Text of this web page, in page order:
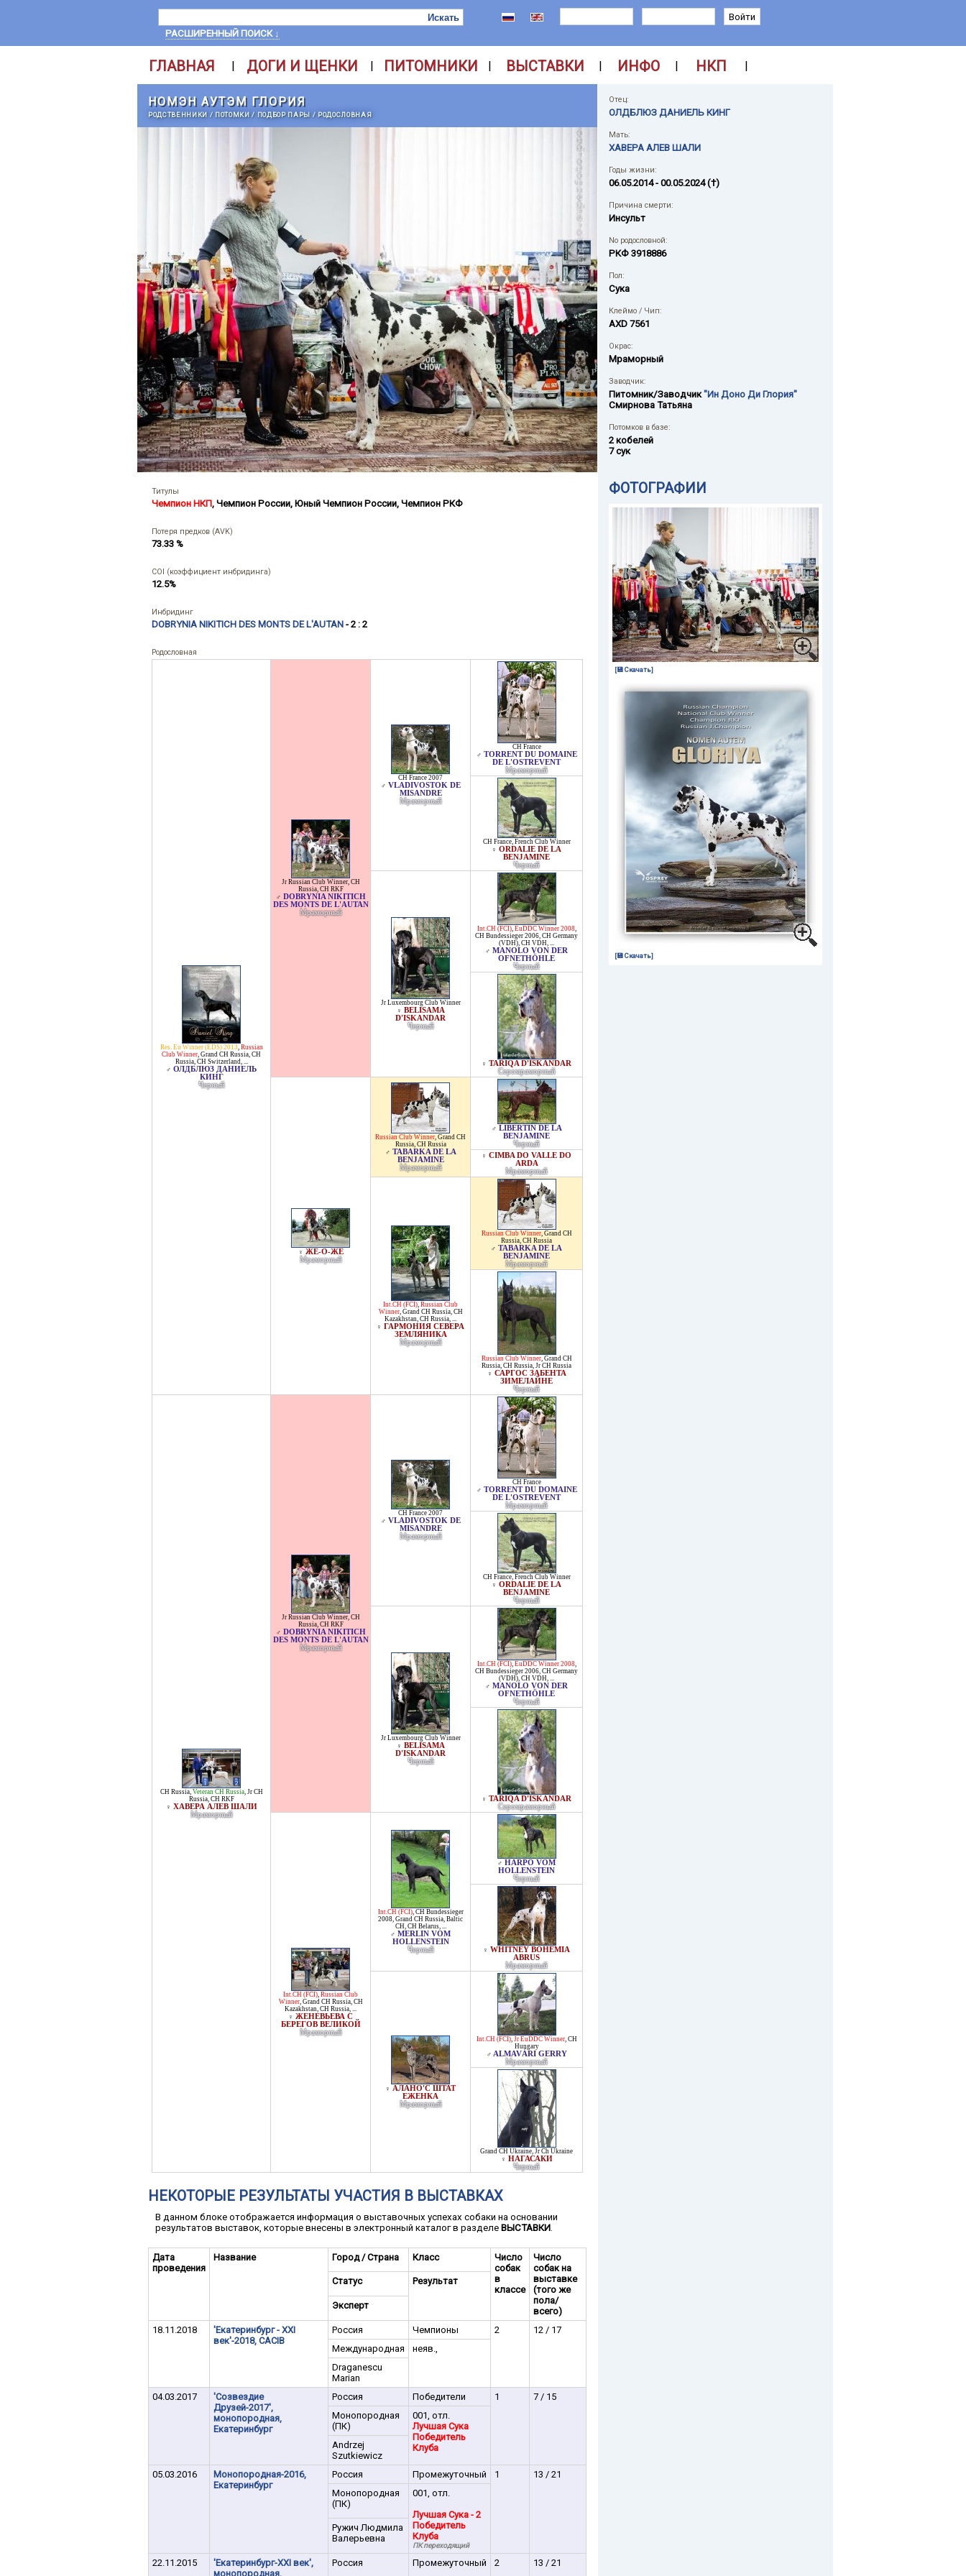
РАСШИРЕННЫЙ ПОИСК ↓
ГЛАВНАЯ | ДОГИ И ЩЕНКИ | ПИТОМНИКИ | ВЫСТАВКИ | ИНФО | НКП |
НОМЭН АУТЭМ ГЛОРИЯ
РОДСТВЕННИКИ / ПОТОМКИ/ ПОДБОР ПАРЫ / РОДОСЛОВНАЯ
Титулы
Чемпион НКП, Чемпион России, Юный Чемпион России, Чемпион РКФ
Потеря предков (AVK)
73.33 %
COI (коэффициент инбридинга)
12.5%
Инбридинг
DOBRYNIA NIKITICH DES MONTS DE L'AUTAN - 2 : 2
Родословная
Res. Eu Winner (EDS) 2013, Russian
Club Winner, Grand CH Russia, CH
Russia, CH Switzerland, ...
♂ ОЛДБЛЮЗ ДАНИЕЛЬ
КИНГ
Черный
Jr Russian Club Winner, CH
Russia, CH RKF
♂ DOBRYNIA NIKITICH
DES MONTS DE L'AUTAN
Мраморный
CH France 2007
♂ VLADIVOSTOK DE
MISANDRE
Мраморный
CH France
♂ TORRENT DU DOMAINE
DE L'OSTREVENT
Мраморный
CH France, French Club Winner
♀ ORDALIE DE LA
BENJAMINE
Черный
Jr Luxembourg Club Winner
♀ BELISAMA
D'ISKANDAR
Черный
Int.CH (FCI), EuDDC Winner 2008,
CH Bundessieger 2006, CH Germany
(VDH), CH VDH, ...
♂ MANOLO VON DER
OFNETHÖHLE
Черный
♀ TARIQA D'ISKANDAR
Серомраморный
♀ ЖЕ-О-ЖЕ
Мраморный
Russian Club Winner, Grand CH
Russia, CH Russia
♂ TABARKA DE LA
BENJAMINE
Мраморный
♂ LIBERTIN DE LA
BENJAMINE
Черный
♀ CIMBA DO VALLE DO
ARDA
Мраморный
Int.CH (FCI), Russian Club
Winner, Grand CH Russia, CH
Kazakhstan, CH Russia, ...
♀ ГАРМОНИЯ СЕВЕРА
ЗЕМЛЯНИКА
Мраморный
Russian Club Winner, Grand CH
Russia, CH Russia
♂ TABARKA DE LA
BENJAMINE
Мраморный
Russian Club Winner, Grand CH
Russia, CH Russia, Jr CH Russia
♀ САРГОС ЗАБЕНТА
ЗИМЕЛАЙНЕ
Черный
CH Russia, Veteran CH Russia, Jr CH
Russia, CH RKF
♀ ХАВЕРА АЛЕВ ШАЛИ
Мраморный
Jr Russian Club Winner, CH
Russia, CH RKF
♂ DOBRYNIA NIKITICH
DES MONTS DE L'AUTAN
Мраморный
CH France 2007
♂ VLADIVOSTOK DE
MISANDRE
Мраморный
CH France
♂ TORRENT DU DOMAINE
DE L'OSTREVENT
Мраморный
CH France, French Club Winner
♀ ORDALIE DE LA
BENJAMINE
Черный
Jr Luxembourg Club Winner
♀ BELISAMA
D'ISKANDAR
Черный
Int.CH (FCI), EuDDC Winner 2008,
CH Bundessieger 2006, CH Germany
(VDH), CH VDH, ...
♂ MANOLO VON DER
OFNETHÖHLE
Черный
♀ TARIQA D'ISKANDAR
Серомраморный
Int.CH (FCI), Russian Club
Winner, Grand CH Russia, CH
Kazakhstan, CH Russia, ...
♀ ЖЕНЕВЬЕВА С
БЕРЕГОВ ВЕЛИКОЙ
Мраморный
Int.CH (FCI), CH Bundessieger
2008, Grand CH Russia, Baltic
CH, CH Belarus, ...
♂ MERLIN VOM
HOLLENSTEIN
Черный
♂ HARPO VOM
HOLLENSTEIN
Черный
♀ WHITNEY BOHEMIA
ABRUS
Мраморный
♀ АЛАНО'С ШТАТ
ЕЖЕНКА
Мраморный
Int.CH (FCI), Jr EuDDC Winner, CH
Hungary
♂ ALMAVÁRI GERRY
Мраморный
Grand CH Ukraine, Jr Ch Ukraine
♀ НАГАСАКИ
Черный
НЕКОТОРЫЕ РЕЗУЛЬТАТЫ УЧАСТИЯ В ВЫСТАВКАХ
В данном блоке отображается информация о выставочных успехах собаки на основании
результатов выставок, которые внесены в электронный каталог в разделе ВЫСТАВКИ.
Дата
проведения
Название Город / Страна Класс
Число
собак
в
классе
Число
собак на
выставке
(того же
пола/
всего)
Статус Результат
Эксперт
18.11.2018
'Екатеринбург - XXI
век'-2018, CACIB
Россия Чемпионы 2
12 / 17
Международная
неяв.,
Draganescu
Marian
04.03.2017
'Созвездие
Друзей-2017',
монопородная,
Екатеринбург
Россия Победители 1
7 / 15
Монопородная
(ПК)
001, отл.
Лучшая Сука
Победитель
Клуба
Andrzej
Szutkiewicz
05.03.2016
Монопородная-2016,
Екатеринбург
Россия Промежуточный 1
13 / 21
Монопородная
(ПК)
001, отл.
Лучшая Сука - 2
Победитель
Клуба
ПК переходящий
Ружич Людмила
Валерьевна
22.11.2015
'Екатеринбург-XXI век',
монопородная,
Россия Промежуточный 2 13 / 21
Отец:
ОЛДБЛЮЗ ДАНИЕЛЬ КИНГ
Мать:
ХАВЕРА АЛЕВ ШАЛИ
Годы жизни:
06.05.2014 - 00.05.2024 (†)
Причина смерти:
Инсульт
No родословной:
РКФ 3918886
Пол:
Сука
Клеймо / Чип:
AXD 7561
Окрас:
Мраморный
Заводчик:
Питомник/Заводчик"Ин Доно Ди Глория"
Смирнова Татьяна
Потомков в базе:
2 кобелей
7 сук
ФОТОГРАФИИ
[💾 Скачать]
[💾 Скачать]